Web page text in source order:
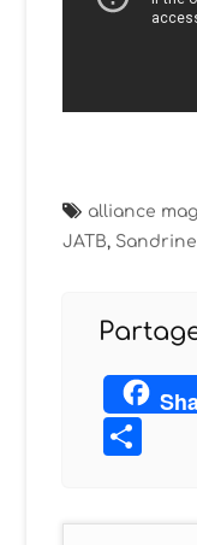
alliance
JATB,